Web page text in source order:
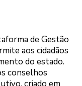
de Gestão
aos cidadãos
do estado.
conselhos